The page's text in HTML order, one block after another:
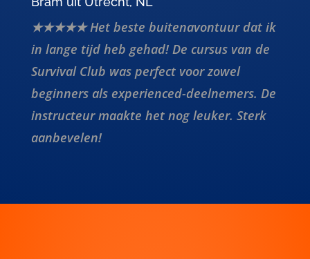
Survival Club was perfect voor zowel
beginners als experienced-deelnemers. De
instructeur maakte het nog leuker. Sterk
aanbevelen!